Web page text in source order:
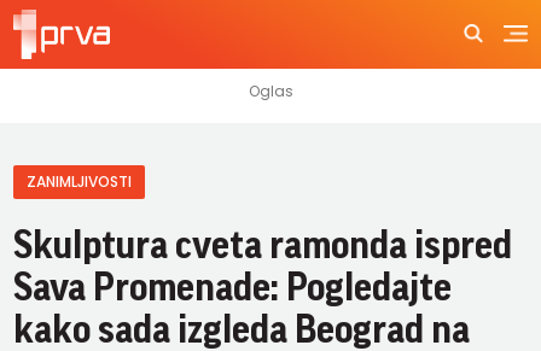
ZANIMLJIVOSTI
Skulptura cveta ramonda ispred
Sava Promenade: Pogledajte
kako sada izgleda Beograd na